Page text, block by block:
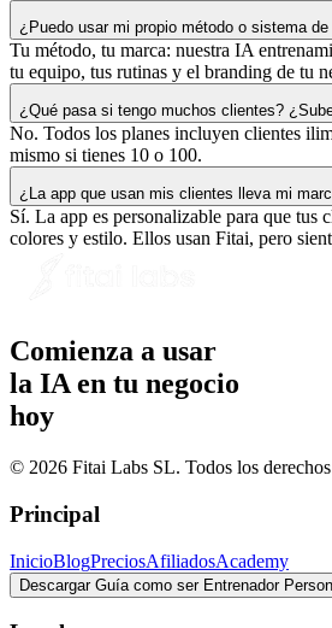
¿Puedo usar mi propio método o sistema de
Tu método, tu marca: nuestra IA
tu equipo, tus rutinas y el branding de tu
¿Qué pasa si tengo muchos clientes?
No. Todos los planes incluyen clientes
mismo si tienes 10 o 100.
¿La app que usan mis clientes lleva mi
Sí. La app es personalizable para que tus
colores y estilo. Ellos usan Fitai, pero
Comienza a usar
la IA en tu negocio
hoy
© 2026 Fitai Labs SL. Todos los derechos
Principal
InicioBlogPreciosAfiliadosAcademy
Descargar Guía como ser Entrenador